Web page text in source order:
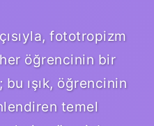
fototropizm
öğrencinin bir
bu ışık, öğrencinin
temel